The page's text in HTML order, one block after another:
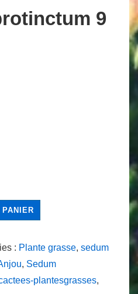
9
: Plante grasse, sedum
, Sedum
plantesgrasses,